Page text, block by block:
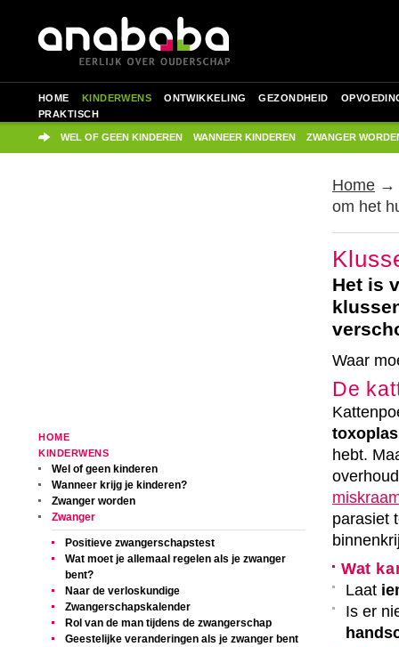
HOME KINDERWENS ONTWIKKELING GEZONDHEID
PRAKTISCH
WEL OF GEEN KINDEREN WANNEER KINDEREN ZWANGER
HOME
KINDERWENS
Wel of geen kinderen
Wanneer krijg je kinderen?
Zwanger worden
Zwanger
Positieve zwangerschapstest
Wat moet je allemaal regelen als je zwanger
bent?
Naar de verloskundige
Zwangerschapskalender
Rol van de man tijdens de zwangerschap
Geestelijke veranderingen als je zwanger bent
Home →
om het
Het is
Waar
De
hebt.
parasiet
Wat
Laat
Is er